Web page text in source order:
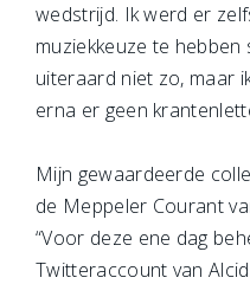
wedstrijd. Ik werd er
muziekkeuze te
uiteraard niet zo, maar
erna er geen
Mijn gewaardeerde
de Meppeler Courant
“Voor deze ene dag
Twitteraccount van